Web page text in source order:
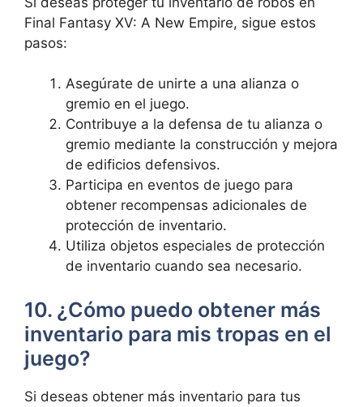
Final Fantasy XV: A New Empire, sigue estos
pasos:
Asegúrate de unirte a una alianza o
gremio en el juego.
Contribuye a la defensa⁢ de ​tu alianza o
⁣gremio mediante la construcción y mejora
de edificios defensivos.
Participa ‌en eventos de juego para
obtener recompensas adicionales ​de
protección de inventario.
Utiliza objetos especiales de protección
de inventario cuando sea necesario.
10. ¿Cómo puedo obtener más
inventario para mis tropas en el
⁢juego?
Si deseas obtener más inventario ‌para tus